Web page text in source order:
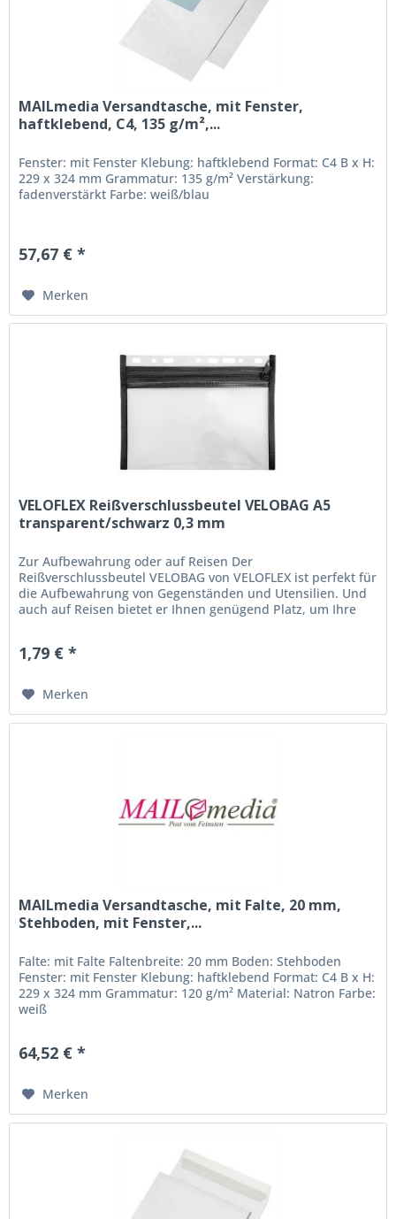
MAILmedia Versandtasche, mit Fenster,
haftklebend, C4, 135 g/m²,...
Fenster: mit Fenster Klebung: haftklebend Format: C4 B x H:
229 x 324 mm Grammatur: 135 g/m² Verstärkung:
fadenverstärkt Farbe: weiß/blau
57,67 € *
Merken
VELOFLEX Reißverschlussbeutel VELOBAG A5
transparent/schwarz 0,3 mm
Zur Aufbewahrung oder auf Reisen Der
Reißverschlussbeutel VELOBAG von VELOFLEX ist perfekt für
die Aufbewahrung von Gegenständen und Utensilien. Und
auch auf Reisen bietet er Ihnen genügend Platz, um Ihre
1,79 € *
Merken
MAILmedia Versandtasche, mit Falte, 20 mm,
Stehboden, mit Fenster,...
Falte: mit Falte Faltenbreite: 20 mm Boden: Stehboden
Fenster: mit Fenster Klebung: haftklebend Format: C4 B x H:
229 x 324 mm Grammatur: 120 g/m² Material: Natron Farbe:
weiß
64,52 € *
Merken